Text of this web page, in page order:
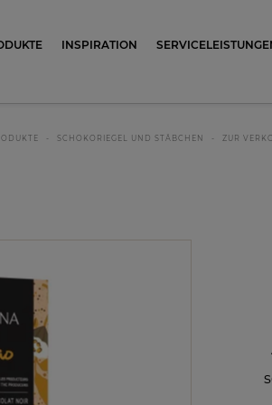
INSPIRATION
SCHOKORIEGEL UND STÄBCHEN ZUR